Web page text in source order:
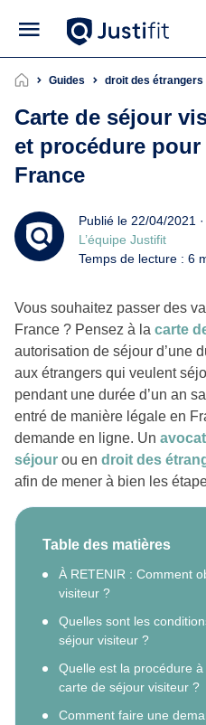
Guides droit des étrangers
Carte de séjour
et procédure
France
Publié le 22/04/2021
L’équipe Justifit
Temps de lecture : 6
Vous souhaitez passer des
France ? Pensez à la carte
autorisation de séjour d’une
aux étrangers qui veulent
pendant une durée d’un an
entré de manière légale en
demande en ligne. Un
séjour ou en droit des
afin de mener à bien les
Table des matières
À RETENIR : Comment
visiteur ?
Quelles sont les
séjour visiteur ?
Quelle est la procédure
carte de séjour visiteur ?
Comment faire une